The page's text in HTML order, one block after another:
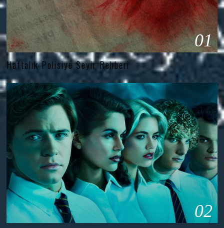
01
Haftalık Polisiye Seyir Rehberi
02